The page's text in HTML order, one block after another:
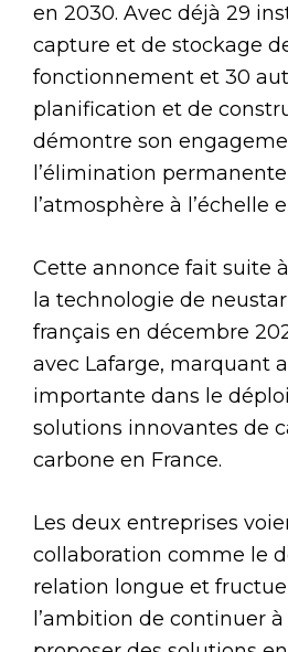
en 2030. Avec déjà 29
capture et de stockage
fonctionnement et 30
planification et de
démontre son
l’élimination permanente
l’atmosphère à l’échelle
Cette annonce fait suite
la technologie de
français en décembre
avec Lafarge, marquant
importante dans le
solutions innovantes de
carbone en France.
Les deux entreprises
collaboration comme le
relation longue et
l’ambition de continuer